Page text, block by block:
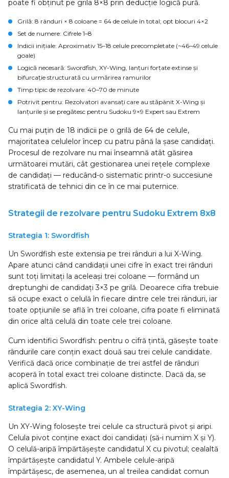
poate fi obținut pe grila 8×8 prin deducție logică pură.
Grilă: 8 rânduri × 8 coloane = 64 de celule în total; opt blocuri 4×2
Set de numere: Cifrele 1–8
Indicii inițiale: Aproximativ 15–18 celule precompletate (~46–49 celule
goale)
Logică necesară: Swordfish, XY-Wing, lanțuri forțate extinse și
bifurcație structurată cu urmărirea ramurilor
Timp tipic de rezolvare: 40–70 de minute
Potrivit pentru: Rezolvatori avansați care au stăpânit X-Wing și
lanțurile și se pregătesc pentru Sudoku 9×9 Expert sau Extrem
Cu mai puțin de 18 indicii pe o grilă de 64 de celule,
majoritatea celulelor încep cu patru până la șase candidați.
Procesul de rezolvare nu mai înseamnă atât găsirea
următoarei mutări, cât gestionarea unei rețele complexe
de candidați — reducând-o sistematic printr-o succesiune
stratificată de tehnici din ce în ce mai puternice.
Strategii de rezolvare pentru Sudoku Extrem 8x8
Strategia 1: Swordfish
Un Swordfish este extensia pe trei rânduri a lui X-Wing.
Apare atunci când candidații unei cifre în exact trei rânduri
sunt toți limitați la aceleași trei coloane — formând un
dreptunghi de candidați 3×3 pe grilă. Deoarece cifra trebuie
să ocupe exact o celulă în fiecare dintre cele trei rânduri, iar
toate opțiunile se află în trei coloane, cifra poate fi eliminată
din orice altă celulă din toate cele trei coloane.
Cum identifici Swordfish: pentru o cifră țintă, găsește toate
rândurile care conțin exact două sau trei celule candidate.
Verifică dacă orice combinație de trei astfel de rânduri
acoperă în total exact trei coloane distincte. Dacă da, se
aplică Swordfish.
Strategia 2: XY-Wing
Un XY-Wing folosește trei celule ca structură pivot și aripi.
Celula pivot conține exact doi candidați (să-i numim X și Y).
O celulă-aripă împărtășește candidatul X cu pivotul; cealaltă
împărtășește candidatul Y. Ambele celule-aripă
împărtășesc, de asemenea, un al treilea candidat comun